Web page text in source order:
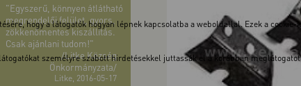
hogy a látogatók hogyan lépnek kapcsolatba a weboldallal. Ezek a
személyre szabott hirdetésekkel juttassák el a korábban
"Egyszerű, könnyen átlátható
megrendelői felület, gyors,
zökkenőmentes kiszállítás.
Csak ajánlani tudom!"
/Litke Község
Önkormányzata/
Litke, 2016-05-17